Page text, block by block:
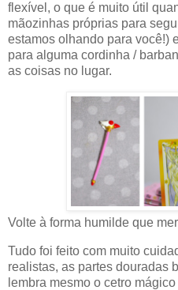
flexível, o que é muito útil
mãozinhas próprias para
estamos olhando para você!)
para alguma cordinha /
as coisas no lugar.
Volte à forma humilde que
Tudo foi feito com muito
realistas, as partes douradas
lembra mesmo o cetro